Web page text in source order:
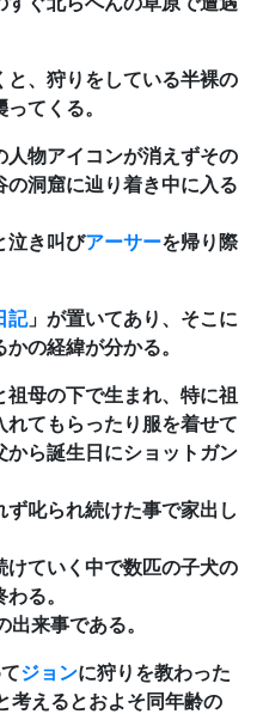
と、狩りをしている半裸の
てくる。
物アイコンが消えずその
の洞窟に辿り着き中に入る
泣き叫びアーサーを帰り際
記」が置いてあり、そこに
の経緯が分かる。
母の下で生まれ、特に祖
てもらったり服を着せて
から誕生日にショットガン
叱られ続けた事で家出し
けていく中で数匹の子犬の
る。
来事である。
ジョンに狩りを教わった
考えるとおよそ同年齢の